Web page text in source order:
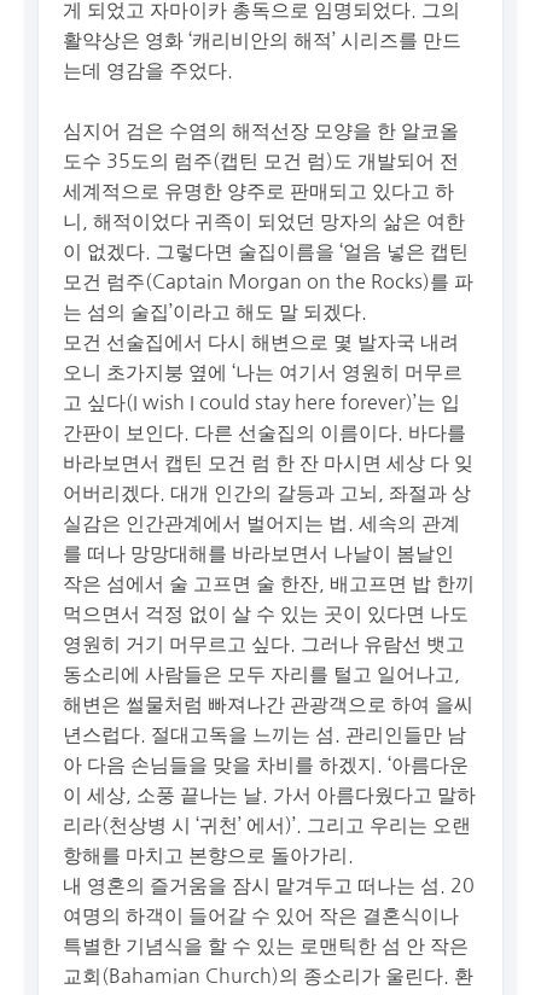
게 되었고 자마이카 총독으로 임명되었다. 그의
활약상은 영화 ‘캐리비안의 해적’ 시리즈를 만드
는데 영감을 주었다.
심지어 검은 수염의 해적선장 모양을 한 알코올
도수 35도의 럼주(캡틴 모건 럼)도 개발되어 전
세계적으로 유명한 양주로 판매되고 있다고 하
니, 해적이었다 귀족이 되었던 망자의 삶은 여한
이 없겠다. 그렇다면 술집이름을 ‘얼음 넣은 캡틴
모건 럼주(Captain Morgan on the Rocks)를 파
는 섬의 술집’이라고 해도 말 되겠다.
모건 선술집에서 다시 해변으로 몇 발자국 내려
오니 초가지붕 옆에 ‘나는 여기서 영원히 머무르
고 싶다(I wish I could stay here forever)’는 입
간판이 보인다. 다른 선술집의 이름이다. 바다를
바라보면서 캡틴 모건 럼 한 잔 마시면 세상 다 잊
어버리겠다. 대개 인간의 갈등과 고뇌, 좌절과 상
실감은 인간관계에서 벌어지는 법. 세속의 관계
를 떠나 망망대해를 바라보면서 나날이 봄날인
작은 섬에서 술 고프면 술 한잔, 배고프면 밥 한끼
먹으면서 걱정 없이 살 수 있는 곳이 있다면 나도
영원히 거기 머무르고 싶다. 그러나 유람선 뱃고
동소리에 사람들은 모두 자리를 털고 일어나고,
해변은 썰물처럼 빠져나간 관광객으로 하여 을씨
년스럽다. 절대고독을 느끼는 섬. 관리인들만 남
아 다음 손님들을 맞을 차비를 하겠지. ‘아름다운
이 세상, 소풍 끝나는 날. 가서 아름다웠다고 말하
리라(천상병 시 ‘귀천’ 에서)’. 그리고 우리는 오랜
항해를 마치고 본향으로 돌아가리.
내 영혼의 즐거움을 잠시 맡겨두고 떠나는 섬. 20
여명의 하객이 들어갈 수 있어 작은 결혼식이나
특별한 기념식을 할 수 있는 로맨틱한 섬 안 작은
교회(Bahamian Church)의 종소리가 울린다. 환